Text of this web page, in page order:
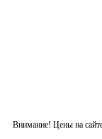
Внимание! Цены на